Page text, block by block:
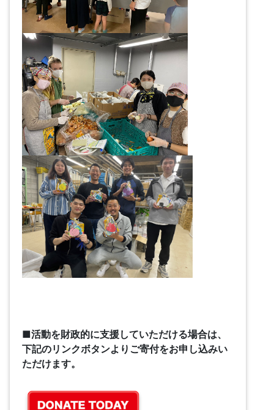
■活動を財政的に支援していただける場合は、
下記のリンクボタンよりご寄付をお申し込みい
ただけます。